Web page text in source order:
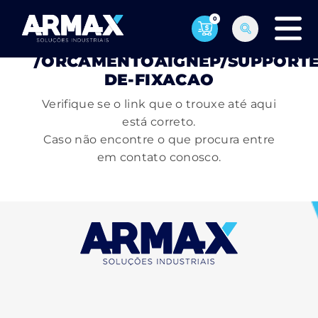
0
PÁGINA NÃO ENCONTRADA
/ORCAMENTOAIGNEP/
DE-FIXACAO
Verifique se o link que o trouxe até aqui
está correto.
Caso não encontre o que procura entre
em contato conosco.